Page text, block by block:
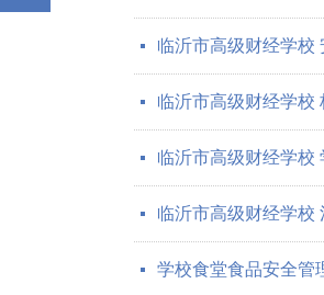
넷 临沂市高级财经学校
넷 临沂市高级财经学校
넷 临沂市高级财经学校
넷 临沂市高级财经学校
넷 学校食堂食品安全管